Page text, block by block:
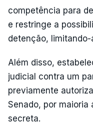
competência para
e restringe a
detenção,
Além disso,
judicial contra um
previamente
Senado, por
secreta.